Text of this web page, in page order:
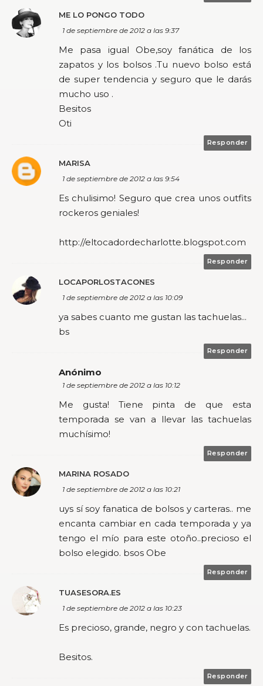
ME LO PONGO TODO
1 de septiembre de 2012 a las 9:37
Me pasa igual Obe,soy fanática de los
zapatos y los bolsos .Tu nuevo bolso está
de super tendencia y seguro que le darás
mucho uso .
Besitos
Oti
Responder
MARISA
1 de septiembre de 2012 a las 9:54
Es chulisimo! Seguro que crea unos outfits
rockeros geniales!
http://eltocadordecharlotte.blogspot.com
Responder
LOCAPORLOSTACONES
1 de septiembre de 2012 a las 10:09
ya sabes cuanto me gustan las tachuelas...
bs
Responder
Anónimo
1 de septiembre de 2012 a las 10:12
Me gusta! Tiene pinta de que esta
temporada se van a llevar las tachuelas
muchísimo!
Responder
MARINA ROSADO
1 de septiembre de 2012 a las 10:21
uys sí soy fanatica de bolsos y carteras.. me
encanta cambiar en cada temporada y ya
tengo el mío para este otoño..precioso el
bolso elegido. bsos Obe
Responder
TUASESORA.ES
1 de septiembre de 2012 a las 10:23
Es precioso, grande, negro y con tachuelas.
Besitos.
Responder